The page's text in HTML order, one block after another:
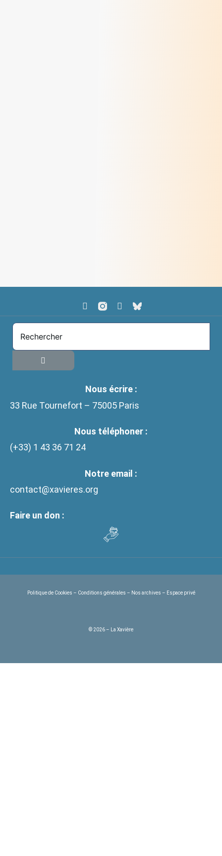
Nous écrire :
33 Rue Tournefort – 75005 Paris
Nous téléphoner :
(+33) 1 43 36 71 24
Notre email :
contact@xavieres.org
Faire un don :
Politique de Cookies – Conditions générales – Nos archives – Espace privé
© 2026 – La Xavière